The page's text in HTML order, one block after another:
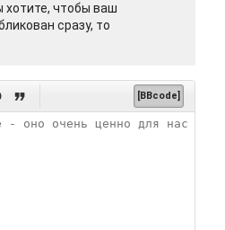
чтобы ваш
сразу, то
 [BBcode]